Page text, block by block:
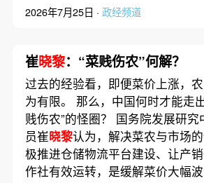
2026年7月25日 · 政经频道
崔晓黎：“菜贱伤农”何解？
过去的经验看，即便菜价上涨，
为有限。 那么，中国何时才能走
贱伤农”的怪圈？ 国务院发展研
员崔晓黎认为，解决菜农与市场
极推进仓储物流平台建设、让产
作社有效运转，是缓解菜价大幅